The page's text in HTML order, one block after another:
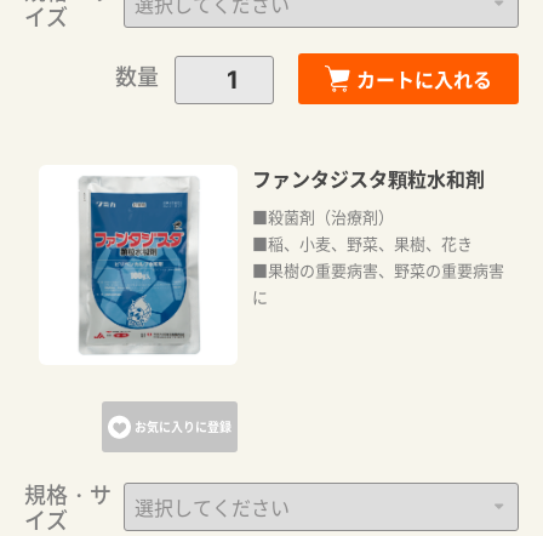
イズ
数量
カートに入れる
お気に入りに登録
ファンタジスタ顆粒水和剤
■殺菌剤（治療剤）
■稲、小麦、野菜、果樹、花き
■果樹の重要病害、野菜の重要病害
に
規格・サ
イズ